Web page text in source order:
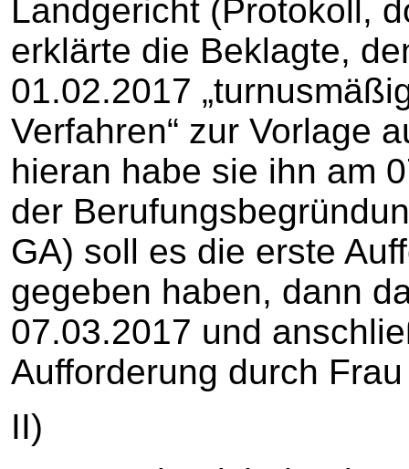
Landgericht (Protokoll,
erklärte die Beklagte,
01.02.2017
Verfahren“ zur Vorlage
hieran habe sie ihn am
der
GA) soll es die erste
gegeben haben, dann
07.03.2017 und
Aufforderung durch Frau
II)